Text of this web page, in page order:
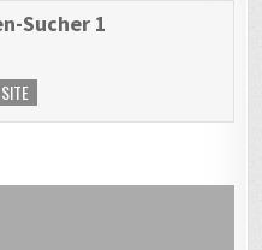
Sucher 1